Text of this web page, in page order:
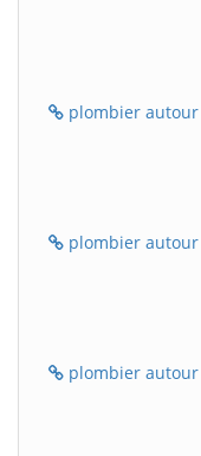
plombier autour
plombier autour
plombier autour